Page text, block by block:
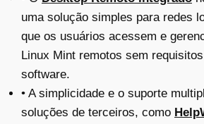
uma solução simples para redes
que os usuários acessem e
Linux Mint remotos sem
software.
• A simplicidade e o suporte
soluções de terceiros, como